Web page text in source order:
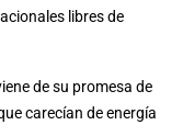
libres de
de su promesa de
carecían de energía